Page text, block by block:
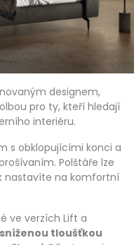
designem,
pro ty, kteří hledají
interiéru.
s obklopujícími konci a
Polštáře lze
nastavíte na komfortní
ve verzích Lift a
sníženou tloušťkou